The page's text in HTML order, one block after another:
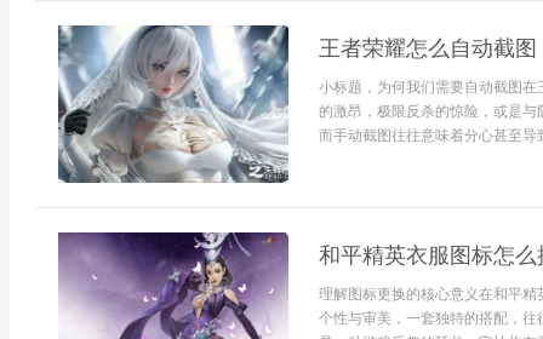
王者荣耀怎么自动截
小标题，为何我们需要自动截图
的激昂，极限反杀的惊险，或是
而手动截图往往意味着分心甚至
和平精英衣服图标怎
理解图标更换的核心意义在和平
个性与审美，一套独特的搭配，